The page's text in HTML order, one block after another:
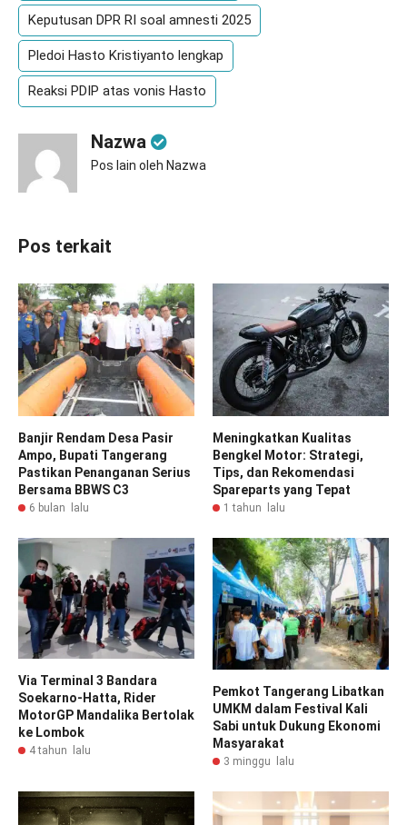
Keputusan DPR RI soal amnesti 2025
Pledoi Hasto Kristiyanto lengkap
Reaksi PDIP atas vonis Hasto
Nazwa
Pos lain oleh Nazwa
Pos terkait
Banjir Rendam Desa Pasir
Ampo, Bupati Tangerang
Pastikan Penanganan Serius
Bersama BBWS C3
6 bulan lalu
Meningkatkan Kualitas
Bengkel Motor: Strategi,
Tips, dan Rekomendasi
Spareparts yang Tepat
1 tahun lalu
Via Terminal 3 Bandara
Soekarno-Hatta, Rider
MotorGP Mandalika Bertolak
ke Lombok
4 tahun lalu
Pemkot Tangerang Libatkan
UMKM dalam Festival Kali
Sabi untuk Dukung Ekonomi
Masyarakat
3 minggu lalu